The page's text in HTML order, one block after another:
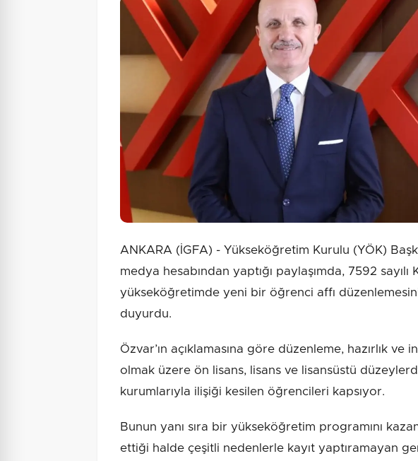
ANKARA (İGFA) - Yükseköğretim Kurulu (YÖK)
medya hesabından yaptığı paylaşımda, 7592 sayılı
yükseköğretimde yeni bir öğrenci affı
duyurdu.
Özvar’ın açıklamasına göre düzenleme, hazırlık
olmak üzere ön lisans, lisans ve lisansüstü
kurumlarıyla ilişiği kesilen öğrencileri kapsıyor.
Bunun yanı sıra bir yükseköğretim programını
ettiği halde çeşitli nedenlerle kayıt yaptıramayan